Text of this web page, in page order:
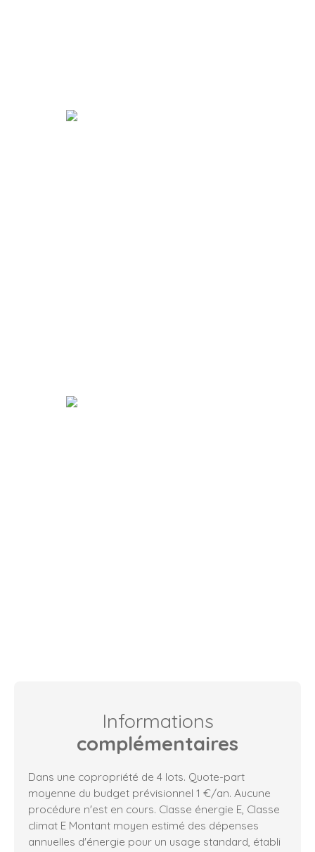
Informations
complémentaires
Dans une copropriété de 4 lots. Quote-part
moyenne du budget prévisionnel 1 €/an. Aucune
procédure n'est en cours. Classe énergie E, Classe
climat E Montant moyen estimé des dépenses
annuelles d'énergie pour un usage standard, établi